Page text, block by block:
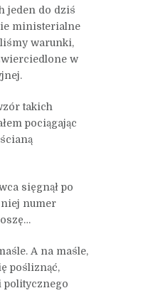
jeden do dziś
ministerialne
warunki,
w
takich
pociągając
sięgnął po
niej numer
A na maśle,
pośliznąć,
politycznego